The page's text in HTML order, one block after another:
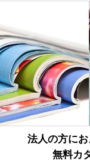
法人の方に
無料カ